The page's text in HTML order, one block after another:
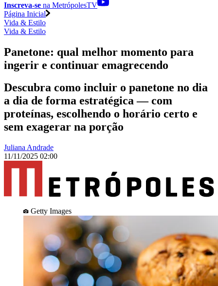
Inscreva-se na MetrópolesTV
Página Inicial
Vida & Estilo
Vida & Estilo
Panetone: qual melhor momento para
ingerir e continuar emagrecendo
Descubra como incluir o panetone no dia
a dia de forma estratégica — com
proteínas, escolhendo o horário certo e
sem exagerar na porção
Juliana Andrade
11/11/2025 02:00
Getty Images